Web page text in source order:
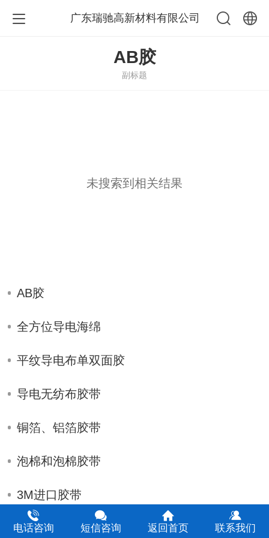
广东瑞驰高新材料有限公司
AB胶
副标题
未搜索到相关结果
AB胶
全方位导电海绵
平纹导电布单双面胶
导电无纺布胶带
铜箔、铝箔胶带
泡棉和泡棉胶带
3M进口胶带
导热及散热胶带
电话咨询 短信咨询 返回首页 联系我们